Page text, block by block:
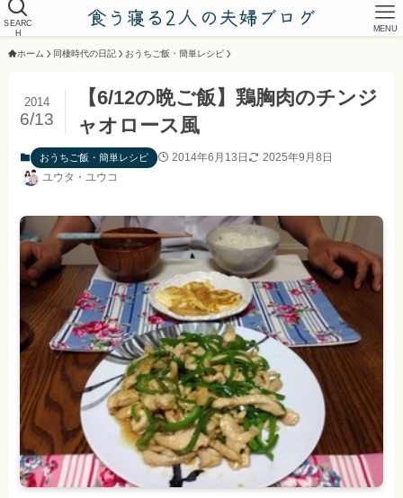
SEARC
H
MENU
ホーム 同棲時代の日記 おうちご飯・簡単レシピ
【6/12の晩ご飯】鶏胸肉のチンジ
ャオロース風
2014
6/13
おうちご飯・簡単レシピ 2014年6月13日
2025年9月8日
ユウタ・ユウコ